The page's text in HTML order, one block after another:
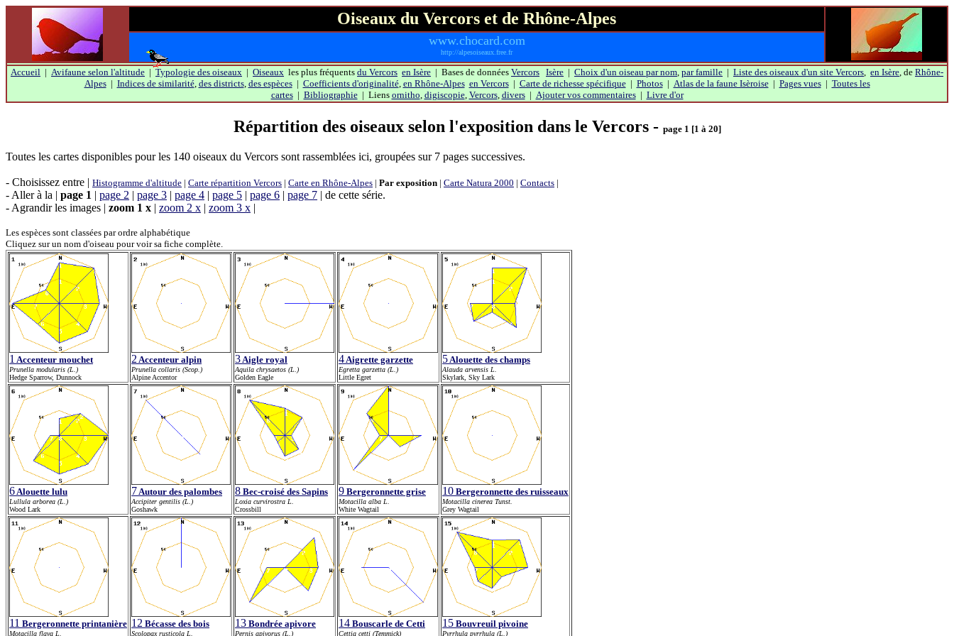
Oiseaux du Vercors et de Rhône-Alpes
www.chocard.com
http://alpesoiseaux.free.fr
Accueil | Avifaune selon l'altitude | Typologie des oiseaux | Oiseaux les plus fréquents du Vercors en Isère | Bases de données Vercors Isère | Choix d'un oiseau par nom, par famille | Liste des oiseaux d'un site Vercors, en Isère, de Rhône-
Alpes| Indices de similarité, des districts, des espèces| Coefficients d'originalité, en Rhône-Alpes en Vercors| Carte de richesse spécifique| Photos| Atlas de la faune Isèroise| Pages vues| Toutes les
cartes| Bibliographie| Liens ornitho, digiscopie, Vercors, divers| Ajouter vos commentaires| Livre d'or
Répartition des oiseaux selon l'exposition dans le Vercors - page 1 [1 à 20]
Toutes les cartes disponibles pour les 140 oiseaux du Vercors sont rassemblées ici, groupées sur 7 pages successives.
- Choisissez entre | Histogramme d'altitude | Carte répartition Vercors | Carte en Rhône-Alpes | Par exposition | Carte Natura 2000 | Contacts |
- Aller à la | page 1 | page 2 | page 3 | page 4 | page 5 | page 6 | page 7 | de cette série.
- Agrandir les images | zoom 1 x | zoom 2 x | zoom 3 x |
Les espèces sont classées par ordre alphabétique
Cliquez sur un nom d'oiseau pour voir sa fiche complète.
1 Accenteur mouchet
Prunella modularis (L.)
Hedge Sparrow, Dunnock
2 Accenteur alpin
Prunella collaris (Scop.)
Alpine Accentor
3 Aigle royal
Aquila chrysaetos (L.)
Golden Eagle
4 Aigrette garzette
Egretta garzetta (L.)
Little Egret
5 Alouette des champs
Alauda arvensis L.
Skylark, Sky Lark
6 Alouette lulu
Lullula arborea (L.)
Wood Lark
7 Autour des palombes
Accipiter gentilis (L.)
Goshawk
8 Bec-croisé des Sapins
Loxia curvirostra L.
Crossbill
9 Bergeronnette grise
Motacilla alba L.
White Wagtail
10 Bergeronnette des ruisseaux
Motacilla cinerea Tunst.
Grey Wagtail
11 Bergeronnette printanière
Motacilla flava L.
12 Bécasse des bois
Scolopax rusticola L.
13 Bondrée apivore
Pernis apivorus (L.)
14 Bouscarle de Cetti
Cettia cetti (Temmick)
15 Bouvreuil pivoine
Pyrrhula pyrrhula (L.)